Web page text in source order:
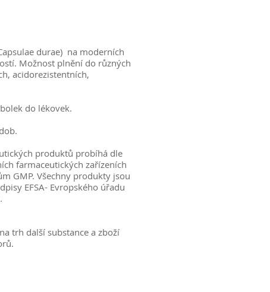
durae) na moderních
Možnost plnění do různých
acidorezistentních,
do lékovek.
produktů probíhá dle
farmaceutických zařízeních
GMP. Všechny produkty jsou
EFSA- Evropského úřadu
trh další substance a zboží